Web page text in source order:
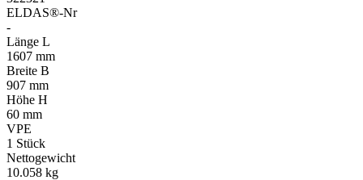
ELDAS®-Nr
-
Länge L
1607 mm
Breite B
907 mm
Höhe H
60 mm
VPE
1 Stück
Nettogewicht
10.058 kg